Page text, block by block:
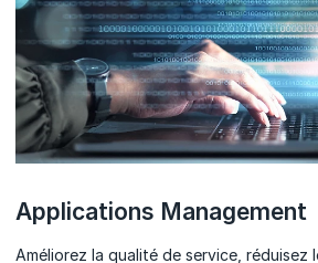
Applications Management
Améliorez la qualité de service, réduisez